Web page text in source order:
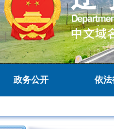
政务公开 依法